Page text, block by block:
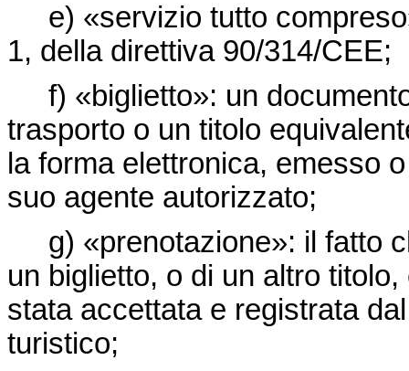
e) «servizio tutto
1, della direttiva 90/314/CEE;
f) «biglietto»: un
trasporto o un titolo
la forma elettronica, emesso
suo agente autorizzato;
g) «prenotazione»: il fatto
un biglietto, o di un altro
stata accettata e registrata
turistico;